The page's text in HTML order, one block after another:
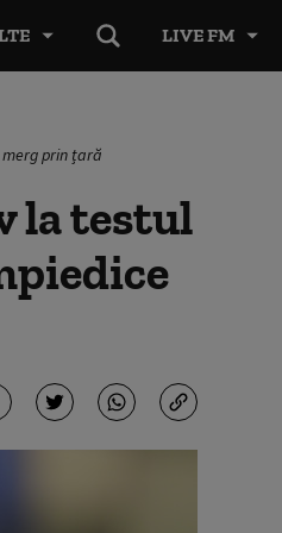
LIVE FM
merg prin țară
la testul